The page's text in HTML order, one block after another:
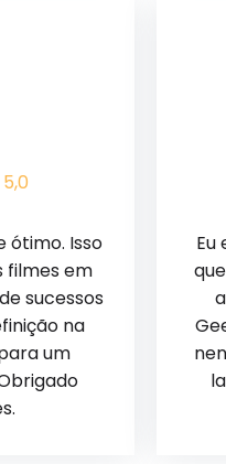
5,0
filmes em
sucessos
na
um